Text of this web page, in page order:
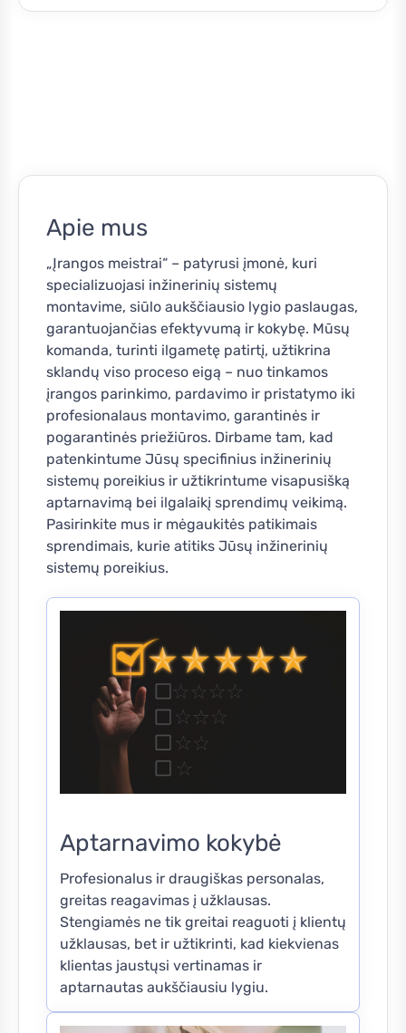
Apie mus
„Įrangos meistrai“ – patyrusi įmonė, kuri
specializuojasi inžinerinių sistemų
montavime, siūlo aukščiausio lygio paslaugas,
garantuojančias efektyvumą ir kokybę. Mūsų
komanda, turinti ilgametę patirtį, užtikrina
sklandų viso proceso eigą – nuo tinkamos
įrangos parinkimo, pardavimo ir pristatymo iki
profesionalaus montavimo, garantinės ir
pogarantinės priežiūros. Dirbame tam, kad
patenkintume Jūsų specifinius inžinerinių
sistemų poreikius ir užtikrintume visapusišką
aptarnavimą bei ilgalaikį sprendimų veikimą.
Pasirinkite mus ir mėgaukitės patikimais
sprendimais, kurie atitiks Jūsų inžinerinių
sistemų poreikius.
Aptarnavimo kokybė
Profesionalus ir draugiškas personalas,
greitas reagavimas į užklausas.
Stengiamės ne tik greitai reaguoti į klientų
užklausas, bet ir užtikrinti, kad kiekvienas
klientas jaustųsi vertinamas ir
aptarnautas aukščiausiu lygiu.